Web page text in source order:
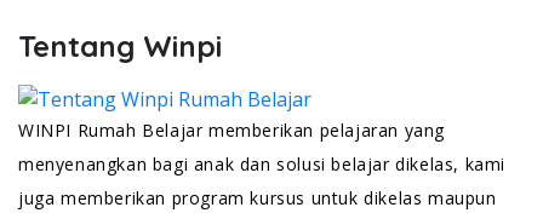
Tentang Winpi
WINPI Rumah Belajar memberikan pelajaran yang
menyenangkan bagi anak dan solusi belajar dikelas, kami
juga memberikan program kursus untuk dikelas maupun